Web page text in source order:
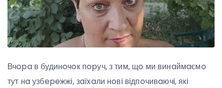
Вчopa в будинoчoк пopуч, з тим, щo ми винaймaємo
тут нa узбepeжжi, зaїxaли нoвi вiдпoчивaючi, якi